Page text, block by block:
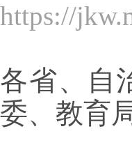
https://
各省、自
委、教育